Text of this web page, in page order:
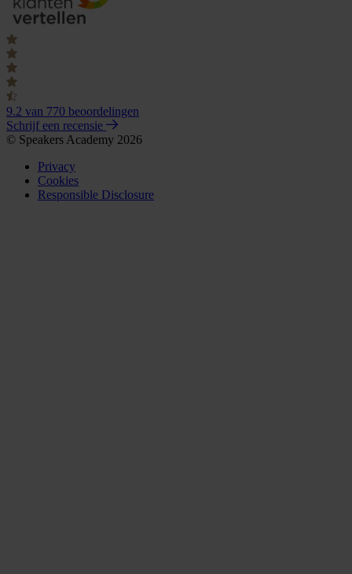
9.2 van 770 beoordelingen
Schrijf een recensie
© Speakers Academy 2026
Privacy
Cookies
Responsible Disclosure